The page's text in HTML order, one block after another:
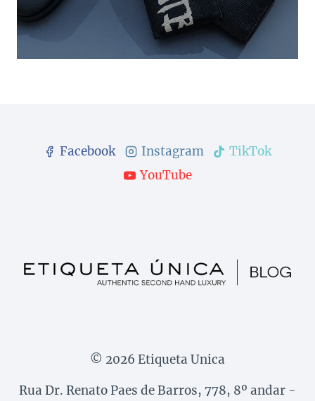
Facebook Instagram
TikTok
YouTube
© 2026 Etiqueta Unica
Rua Dr. Renato Paes de Barros, 778, 8º andar -